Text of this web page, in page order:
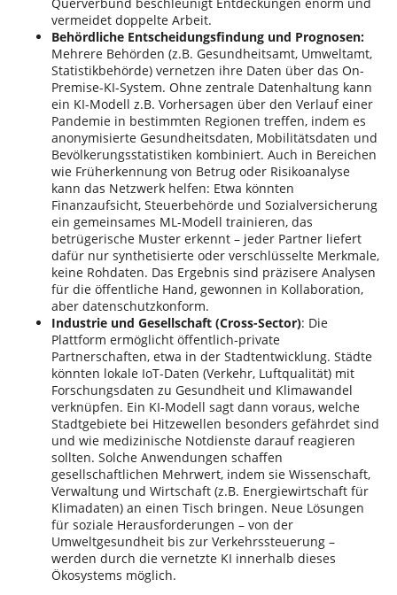
Querverbund beschleunigt Entdeckungen enorm und
vermeidet doppelte Arbeit.
Behördliche Entscheidungsfindung und Prognosen:
Mehrere Behörden (z.B. Gesundheitsamt, Umweltamt,
Statistikbehörde) vernetzen ihre Daten über das On-
Premise-KI-System. Ohne zentrale Datenhaltung kann
ein KI-Modell z.B. Vorhersagen über den Verlauf einer
Pandemie in bestimmten Regionen treffen, indem es
anonymisierte Gesundheitsdaten, Mobilitätsdaten und
Bevölkerungsstatistiken kombiniert. Auch in Bereichen
wie Früherkennung von Betrug oder Risikoanalyse
kann das Netzwerk helfen: Etwa könnten
Finanzaufsicht, Steuerbehörde und Sozialversicherung
ein gemeinsames ML-Modell trainieren, das
betrügerische Muster erkennt – jeder Partner liefert
dafür nur synthetisierte oder verschlüsselte Merkmale,
keine Rohdaten. Das Ergebnis sind präzisere Analysen
für die öffentliche Hand, gewonnen in Kollaboration,
aber datenschutzkonform.
Industrie und Gesellschaft (Cross-Sector): Die
Plattform ermöglicht öffentlich-private
Partnerschaften, etwa in der Stadtentwicklung. Städte
könnten lokale IoT-Daten (Verkehr, Luftqualität) mit
Forschungsdaten zu Gesundheit und Klimawandel
verknüpfen. Ein KI-Modell sagt dann voraus, welche
Stadtgebiete bei Hitzewellen besonders gefährdet sind
und wie medizinische Notdienste darauf reagieren
sollten. Solche Anwendungen schaffen
gesellschaftlichen Mehrwert, indem sie Wissenschaft,
Verwaltung und Wirtschaft (z.B. Energiewirtschaft für
Klimadaten) an einen Tisch bringen. Neue Lösungen
für soziale Herausforderungen – von der
Umweltgesundheit bis zur Verkehrssteuerung –
werden durch die vernetzte KI innerhalb dieses
Ökosystems möglich.